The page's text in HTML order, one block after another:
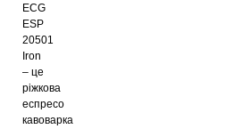
ECG
ESP
20501
Iron
– це
ріжкова
еспресо
кавоварка